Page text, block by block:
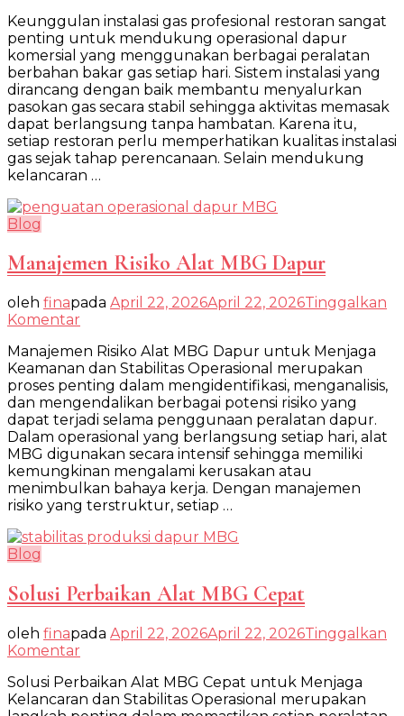
Instalasi
Gas
Profesional
Restoran
yang
Aman
Keunggulan instalasi gas profesional restoran sangat
penting untuk mendukung operasional dapur
komersial yang menggunakan berbagai peralatan
berbahan bakar gas setiap hari. Sistem instalasi yang
dirancang dengan baik membantu menyalurkan
pasokan gas secara stabil sehingga aktivitas memasak
dapat berlangsung tanpa hambatan. Karena itu,
setiap restoran perlu memperhatikan kualitas instalasi
gas sejak tahap perencanaan. Selain mendukung
kelancaran …
Blog
Manajemen Risiko Alat MBG Dapur
oleh finapada April 22, 2026April 22, 2026Tinggalkan
Komentar
Risiko
Alat
MBG
Dapur
Manajemen Risiko Alat MBG Dapur untuk Menjaga
Keamanan dan Stabilitas Operasional merupakan
proses penting dalam mengidentifikasi, menganalisis,
dan mengendalikan berbagai potensi risiko yang
dapat terjadi selama penggunaan peralatan dapur.
Dalam operasional yang berlangsung setiap hari, alat
MBG digunakan secara intensif sehingga memiliki
kemungkinan mengalami kerusakan atau
menimbulkan bahaya kerja. Dengan manajemen
risiko yang terstruktur, setiap …
Blog
Solusi Perbaikan Alat MBG Cepat
oleh finapada April 22, 2026April 22, 2026Tinggalkan
Komentar
Perbaikan
Alat
Solusi Perbaikan Alat MBG Cepat untuk Menjaga
Kelancaran dan Stabilitas Operasional merupakan